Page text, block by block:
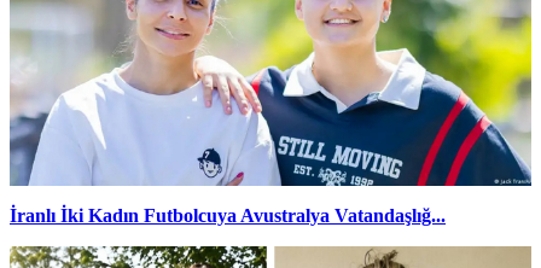
İranlı İki Kadın Futbolcuya Avustralya Vatandaşlığ...